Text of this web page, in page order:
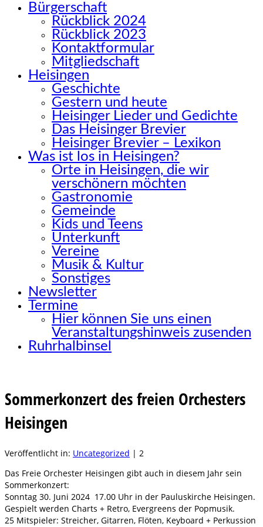
Bürgerschaft
Rückblick 2024
Rückblick 2023
Kontaktformular
Mitgliedschaft
Heisingen
Geschichte
Gestern und heute
Heisinger Lieder und Gedichte
Das Heisinger Brevier
Heisinger Brevier – Lexikon
Was ist los in Heisingen?
Orte in Heisingen, die wir
verschönern möchten
Gastronomie
Gemeinde
Kids und Teens
Unterkunft
Vereine
Musik & Kultur
Sonstiges
Newsletter
Termine
Hier können Sie uns einen
Veranstaltungshinweis zusenden
Ruhrhalbinsel
Sommerkonzert des freien Orchesters
Heisingen
Veröffentlicht in: Uncategorized | 2
Das Freie Orchester Heisingen gibt auch in diesem Jahr sein
Sommerkonzert:
Sonntag 30. Juni 2024 17.00 Uhr in der Pauluskirche Heisingen.
Gespielt werden Charts + Retro, Evergreens der Popmusik.
25 Mitspieler: Streicher, Gitarren, Flöten, Keyboard + Perkussion